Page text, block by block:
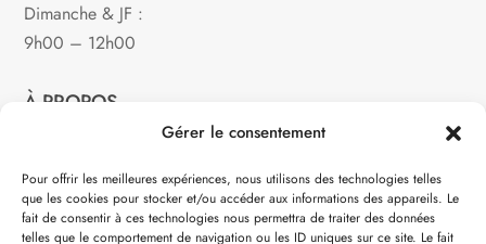
Gérer le consentement
Pour offrir les meilleures expériences, nous utilisons des technologies telles
que les cookies pour stocker et/ou accéder aux informations des appareils. Le
fait de consentir à ces technologies nous permettra de traiter des données
telles que le comportement de navigation ou les ID uniques sur ce site. Le fait
Dimanche & JF :
9h00 – 12h00
À PROPOS
Notre philosophie
Contact